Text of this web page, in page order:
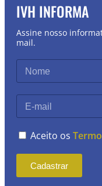
IVH INFORMA
Assine nosso
mail.
Aceito os
Cadastrar